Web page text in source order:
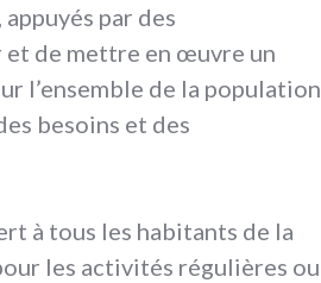
par des
et de mettre en œuvre un
l’ensemble de la population
besoins et des
à tous les habitants de la
les activités régulières ou